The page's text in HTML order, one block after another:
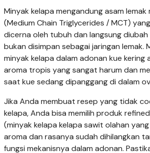
Minyak kelapa mengandung asam
(Medium Chain Triglycerides / MCT)
dicerna oleh tubuh dan langsung diubah
bukan disimpan sebagai jaringan lemak.
minyak kelapa dalam adonan kue kering
aroma tropis yang sangat harum dan
saat kue sedang dipanggang di dalam
Jika Anda membuat resep yang tidak
kelapa, Anda bisa memilih produk
(minyak kelapa kelapa sawit olahan
aroma dan rasanya sudah dihilangkan
fungsi mekanisnya dalam adonan.